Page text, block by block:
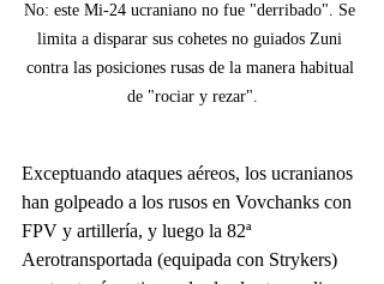
No: este Mi-24 ucraniano no fue "derribado". Se
limita a disparar sus cohetes no guiados Zuni
contra las posiciones rusas de la manera habitual
de "rociar y rezar".
Exceptuando ataques aéreos, los ucranianos
han golpeado a los rusos en Vovchanks con
FPV y artillería, y luego la 82ª
Aerotransportada (equipada con Strykers)